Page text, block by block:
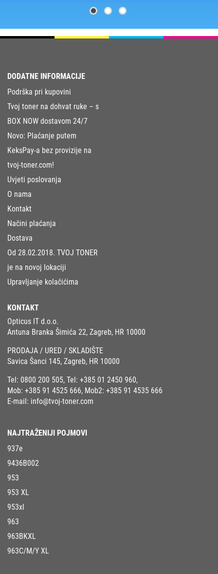
DODATNE INFORMACIJE
Podrška pri kupovini
Tvoj toner na dohvat ruke – s
BOX NOW dostavom 24/7
Novo: Plaćanje putem
KeksPay-a bez provizije na
tvoj-toner.com!
Uvjeti poslovanja
O nama
Kontakt
Načini plaćanja
Dostava
Od 28.02.2018. TVOJ TONER
je na novoj lokaciji
Upravljanje kolačićima
KONTAKT
Opticus IT d.o.o.
Antuna Branka Šimića 22, Zagreb, HR 10000
PRODAJA / URED / SKLADIŠTE
Savica Šanci 145, Zagreb, HR 10000
Tel: 0800 200 505, Tel: +385 01 2450 960,
Mob: +385 91 4525 666, Mob2: +385 91 4535 666
E-mail: info@tvoj-toner.com
NAJTRAŽENIJI POJMOVI
937e
9436B002
953
953 XL
953xl
963
963BKXL
963C/M/Y XL